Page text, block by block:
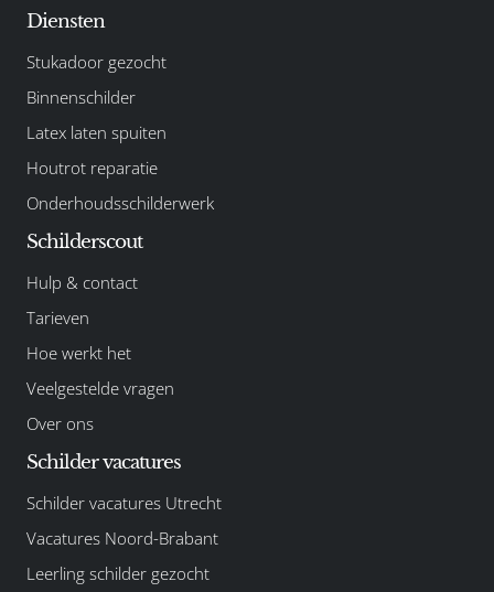
Diensten
Stukadoor gezocht
Binnenschilder
Latex laten spuiten
Houtrot reparatie
Onderhoudsschilderwerk
Schilderscout
Hulp & contact
Tarieven
Hoe werkt het
Veelgestelde vragen
Over ons
Schilder vacatures
Schilder vacatures Utrecht
Vacatures Noord-Brabant
Leerling schilder gezocht